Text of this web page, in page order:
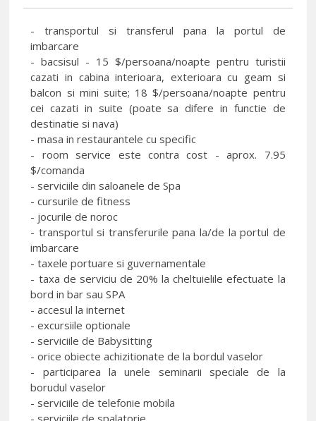
- transportul si transferul pana la portul de
imbarcare
- bacsisul - 15 $/persoana/noapte pentru turistii
cazati in cabina interioara, exterioara cu geam si
balcon si mini suite; 18 $/persoana/noapte pentru
cei cazati in suite (poate sa difere in functie de
destinatie si nava)
- masa in restaurantele cu specific
- room service este contra cost - aprox. 7.95
$/comanda
- serviciile din saloanele de Spa
- cursurile de fitness
- jocurile de noroc
- transportul si transferurile pana la/de la portul de
imbarcare
- taxele portuare si guvernamentale
- taxa de serviciu de 20% la cheltuielile efectuate la
bord in bar sau SPA
- accesul la internet
- excursiile optionale
- serviciile de Babysitting
- orice obiecte achizitionate de la bordul vaselor
- participarea la unele seminarii speciale de la
borudul vaselor
- serviciile de telefonie mobila